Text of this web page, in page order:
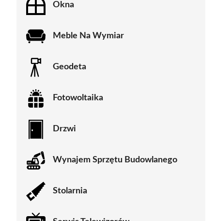
Okna
Meble Na Wymiar
Geodeta
Fotowoltaika
Drzwi
Wynajem Sprzętu Budowlanego
Stolarnia